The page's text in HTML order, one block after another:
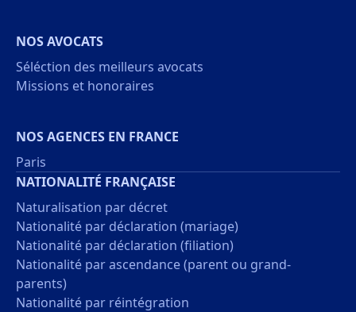
NOS AVOCATS
Séléction des meilleurs avocats
Missions et honoraires
NOS AGENCES EN FRANCE
Paris
NATIONALITÉ FRANÇAISE
Naturalisation par décret
Nationalité par déclaration (mariage)
Nationalité par déclaration (filiation)
Nationalité par ascendance (parent ou grand-
parents)
Nationalité par réintégration